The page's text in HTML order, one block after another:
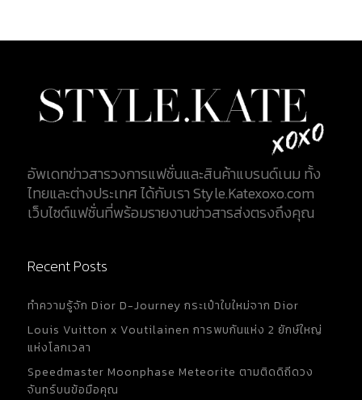
สะอาด หรือ ซ่อมแซมที่ศูนย์บริการของแบรนด์กรณี
สิ่งที่ควรทำอีกหนึ่งประการ คือ การตรวจสอบความเสีย
หายเล็กๆ เช่น ซิป หรือ สายที่เริ่มชำรุด และซ่อมแซม
เวลานาน ควรใส่กระดาษดันทรง หรือ วัสดุที่ช่วยรักษา
ทรงสินค้าไว้ภายใน ในสินค้าบางตัวที่เป็นหนัง คุณ
สามารถใช้ซองกันชื้นเพื่อป้องกันความชื้นที่อาจทำให้
วัสดุเสียหาย และเชื้อราได้ 6. การเลือกใช้บริการมืออาชีพ
เท่านั้น ใช้บริการฟื้นฟูสภาพสินค้าจากผู้เชี่ยวชาญด้าน
ความเสียหายจากช่าง รวมถึงการสลับอะไหล่อีกด้วย 7.
การป้องกันจากสารเคมี หลีกเลี่ยงการสัมผัสสินค้ากับ
น้ำหอม สเปรย์ หรือ ผลิตภัณฑ์ที่มีสารเคมีที่อาจทำให้
วัสดุเสียหาย...
อัพเดทข่าวสารวงการแฟชั่นและสินค้าแบรนด์เนม ทั้ง
ไทยและต่างประเทศ ได้กับเรา Style.Katexoxo.com
เว็บไซต์แฟชั่นที่พร้อมรายงานข่าวสารส่งตรงถึงคุณ
Recent Posts
ทำความรู้จัก Dior D-Journey กระเป๋าใบใหม่จาก Dior
Louis Vuitton x Voutilainen การพบกันแห่ง 2 ยักษ์ใหญ่
แห่งโลกเวลา
Speedmaster Moonphase Meteorite ตามติดดิถีดวง
จันทร์บนข้อมือคุณ